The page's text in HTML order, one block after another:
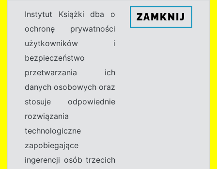
Instytut Książki dba o
ochronę prywatności
użytkowników i
bezpieczeństwo
przetwarzania ich
danych osobowych oraz
stosuje odpowiednie
rozwiązania
technologiczne
zapobiegające
ingerencji osób trzecich
ZAMKNIJ